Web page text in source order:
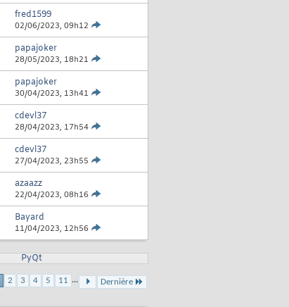
fred1599
02/06/2023, 09h12
papajoker
28/05/2023, 18h21
papajoker
30/04/2023, 13h41
cdevl37
28/04/2023, 17h54
cdevl37
27/04/2023, 23h55
azaazz
22/04/2023, 08h16
Bayard
11/04/2023, 12h56
PyQt
2 3 4 5 11 ... Dernière